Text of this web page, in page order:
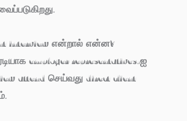
interview என்றால் என்ன?
employer representatives-ஐ
attend செய்வது direct client